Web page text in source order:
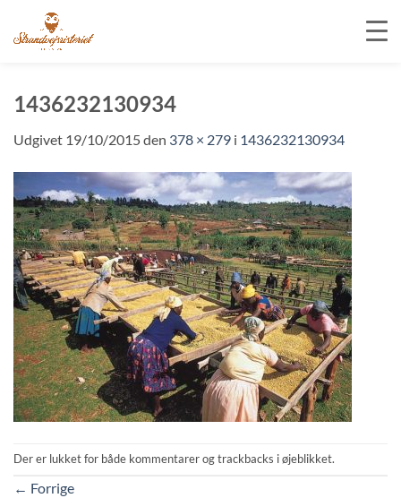
indhold
1436232130934
Udgivet 19/10/2015den 378 × 279 i 1436232130934
Der er lukket for både kommentarer og trackbacks i øjeblikket.
← Forrige